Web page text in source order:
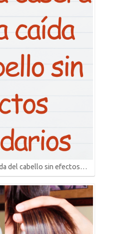
del cabello sin efectos…